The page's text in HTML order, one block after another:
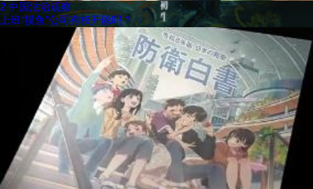
2 中国法治观察
上班“摸鱼”公司有权开除吗？